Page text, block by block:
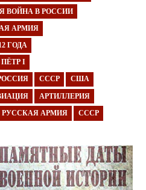
ВОЙНА В РОССИИ
АРМИЯ
ГОДА
ПЁТР I
СССР США
АРТИЛЛЕРИЯ
РУССКАЯ АРМИЯ СССР